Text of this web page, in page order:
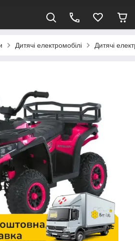
Дитячі електромобілі Дитячі